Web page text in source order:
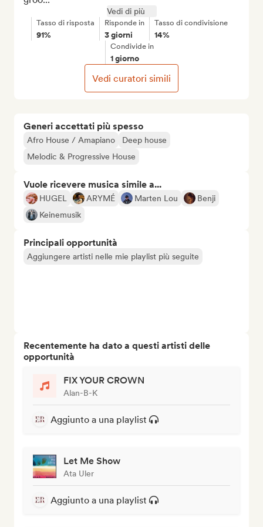
Generi accettati più spesso
Afro House / Amapiano
Deep house
Melodic & Progressive House
Vuole ricevere musica simile a...
HUGEL ARYMÉ Marten Lou
Benji
Keinemusik
Principali opportunità
Aggiungere artisti nelle mie playlist più seguite
Recentemente ha dato a questi artisti delle
opportunità
FIX YOUR CROWN
Alan-B-K
Aggiunto a una playlist
Let Me Show
Ata Uler
Aggiunto a una playlist
Vedi di più
Tasso di risposta
91%
Risponde in
3 giorni
Tasso di condivisione
14%
Condivide in
1 giorno
Vedi curatori simili